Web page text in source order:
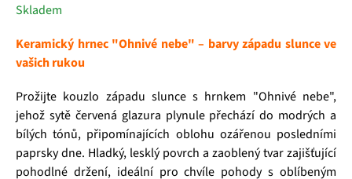
Skladem
Keramický hrnec "Ohnivé nebe" – barvy západu slunce ve
vašich rukou
Prožijte kouzlo západu slunce s hrnkem "Ohnivé nebe",
jehož sytě červená glazura plynule přechází do modrých a
bílých tónů, připomínajících oblohu ozářenou posledními
paprsky dne. Hladký, lesklý povrch a zaoblený tvar zajišťující
pohodlné držení, ideální pro chvíle pohody s oblíbeným